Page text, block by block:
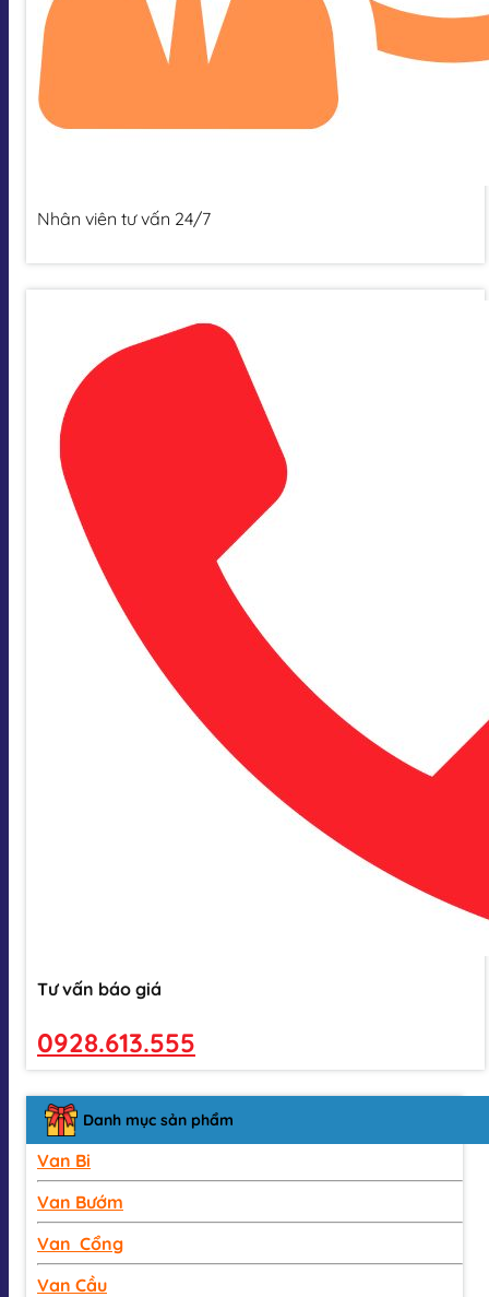
Nhân viên tư vấn 24/7
Tư vấn báo giá
0928.613.555
Danh mục sản phẩm
Van Bi
Van Bướm
Van Cổng
Van Cầu